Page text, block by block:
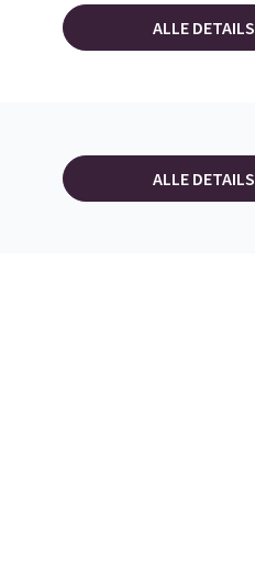
ALLE DETAILS
ALLE DETAILS